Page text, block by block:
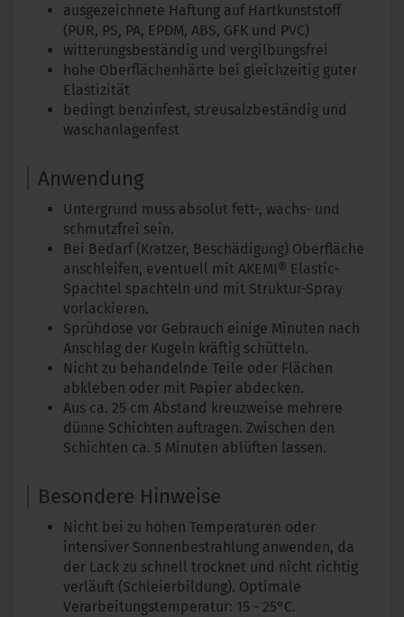
ausgezeichnete Haftung auf Hartkunststoff
(PUR, PS, PA, EPDM, ABS, GFK und PVC)
witterungsbeständig und vergilbungsfrei
hohe Oberflächenhärte bei gleichzeitig guter
Elastizität
bedingt benzinfest, streusalzbeständig und
waschanlagenfest
Anwendung
Untergrund muss absolut fett-, wachs- und
schmutzfrei sein.
Bei Bedarf (Kratzer, Beschädigung) Oberfläche
anschleifen, eventuell mit AKEMI® Elastic-
Spachtel spachteln und mit Struktur-Spray
vorlackieren.
Sprühdose vor Gebrauch einige Minuten nach
Anschlag der Kugeln kräftig schütteln.
Nicht zu behandelnde Teile oder Flächen
abkleben oder mit Papier abdecken.
Aus ca. 25 cm Abstand kreuzweise mehrere
dünne Schichten auftragen. Zwischen den
Schichten ca. 5 Minuten ablüften lassen.
Besondere Hinweise
Nicht bei zu hohen Temperaturen oder
intensiver Sonnenbestrahlung anwenden, da
der Lack zu schnell trocknet und nicht richtig
verläuft (Schleierbildung). Optimale
Verarbeitungstemperatur: 15 - 25°C.